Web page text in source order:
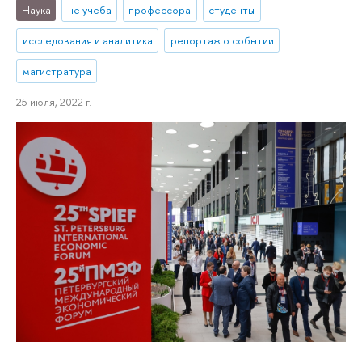
Наука не учеба профессора студенты
исследования и аналитика репортаж о событии
магистратура
25 июля, 2022 г.